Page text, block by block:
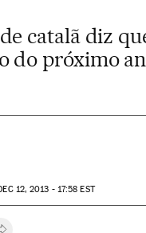
catalã diz
do próximo
12, 2013 - 17:58 EST